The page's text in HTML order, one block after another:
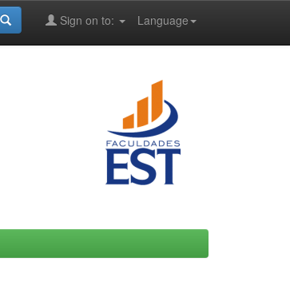
Language
Sign on to: